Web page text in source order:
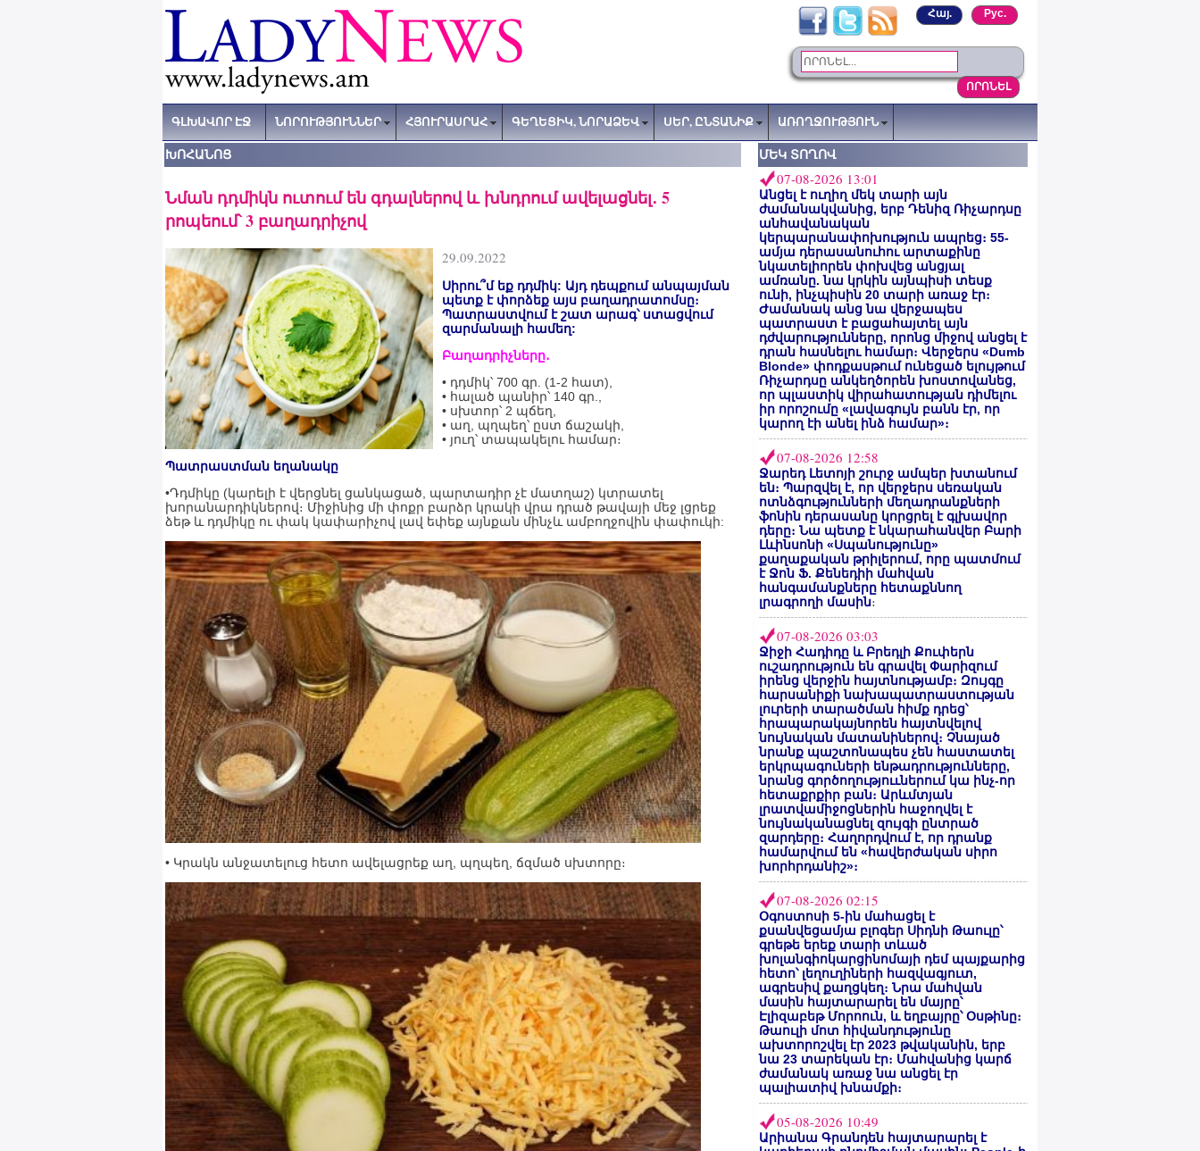
Рус.
Հայ.
ԳԼԽԱՎՈՐ ԷՋ ՆՈՐՈՒԹՅՈՒՆՆԵՐ ՀՅՈՒՐԱՍՐԱՀ ԳԵՂԵՑԻԿ, ՆՈՐԱՁԵՎ ՍԵՐ, ԸՆՏԱՆԻՔ ԱՌՈՂՋՈՒԹՅՈՒՆ
ԽՈՀԱՆՈՑ
Նման դդմիկն ուտում են գդալներով և խնդրում ավելացնել․ 5
րոպեում՝ 3 բաղադրիչով
29.09.2022
Սիրու՞մ եք դդմիկ: Այդ դեպքում անպայման
պետք է փորձեք այս բաղադրատոմսը։
Պատրաստվում է շատ արագ՝ ստացվում
զարմանալի համեղ:
Բաղադրիչները․
• դդմիկ՝ 700 գր. (1-2 հատ),
• հալած պանիր՝ 140 գր.,
• սխտոր՝ 2 պճեղ,
• աղ, պղպեղ՝ ըստ ճաշակի,
• յուղ՝ տապակելու համար։
Պատրաստման եղանակը
•Դդմիկը (կարելի է վերցնել ցանկացած, պարտադիր չէ մատղաշ) կտրատել
խորանարդիկներով։ Միջինից մի փոքր բարձր կրակի վրա դրած թավայի մեջ լցրեք
ձեթ և դդմիկը ու փակ կափարիչով լավ եփեք այնքան մինչև ամբողջովին փափուկի:
• Կրակն անջատելուց հետո ավելացրեք աղ, պղպեղ, ճզմած սխտորը։
ՄԵԿ ՏՈՂՈՎ
07-08-2026 13:01
Անցել է ուղիղ մեկ տարի այն
ժամանակվանից, երբ Դենիզ Ռիչարդսը
անհավանական
կերպարանափոխություն ապրեց։ 55-
ամյա դերասանուհու արտաքինը
նկատելիորեն փոխվեց անցյալ
ամռանը. նա կրկին այնպիսի տեսք
ունի, ինչպիսին 20 տարի առաջ էր։
Ժամանակ անց նա վերջապես
պատրաստ է բացահայտել այն
դժվարությունները, որոնց միջով անցել է
դրան հասնելու համար։ Վերջերս «Dumb
Blonde» փոդքասթում ունեցած ելույթում
Ռիչարդսը անկեղծորեն խոստովանեց,
որ պլաստիկ վիրահատության դիմելու
իր որոշումը «լավագույն բանն էր, որ
կարող էի անել ինձ համար»։
07-08-2026 12:58
Ջարեդ Լետոյի շուրջ ամպեր խտանում
են։ Պարզվել է, որ վերջերս սեռական
ոտնձգությունների մեղադրանքների
ֆոնին դերասանը կորցրել է գլխավոր
դերը։ Նա պետք է նկարահանվեր Բարի
Լևինսոնի «Սպանությունը»
քաղաքական թրիլերում, որը պատմում
է Ջոն Ֆ. Քենեդիի մահվան
հանգամանքները հետաքննող
լրագրողի մասին։
07-08-2026 03:03
Ջիջի Հադիդը և Բրեդլի Քուփերն
ուշադրություն են գրավել Փարիզում
իրենց վերջին հայտնությամբ։ Զույգը
հարսանիքի նախապատրաստության
լուրերի տարածման հիմք դրեց՝
հրապարակայնորեն հայտնվելով
նույնական մատանիներով։ Չնայած
նրանք պաշտոնապես չեն հաստատել
երկրպագուների ենթադրությունները,
նրանց գործողություւներում կա ինչ-որ
հետաքրքիր բան։ Արևմտյան
լրատվամիջոցներին հաջողվել է
նույնականացնել զույգի ընտրած
զարդերը։ Հաղորդվում է, որ դրանք
համարվում են «հավերժական սիրո
խորհրդանիշ»։
07-08-2026 02:15
Օգոստոսի 5-ին մահացել է
քսանվեցամյա բլոգեր Սիդնի Թաուլը՝
գրեթե երեք տարի տևած
խոլանգիոկարցինոմայի դեմ պայքարից
հետո՝ լեղուղիների հազվագյուտ,
ագրեսիվ քաղցկեղ։ Նրա մահվան
մասին հայտարարել են մայրը՝
Էլիզաբեթ Մորոուն, և եղբայրը՝ Օսթինը։
Թաուլի մոտ հիվանդությունը
ախտորոշվել էր 2023 թվականին, երբ
նա 23 տարեկան էր։ Մահվանից կարճ
ժամանակ առաջ նա անցել էր
պալիատիվ խնամքի։
05-08-2026 10:49
Արիանա Գրանդեն հայտարարել է